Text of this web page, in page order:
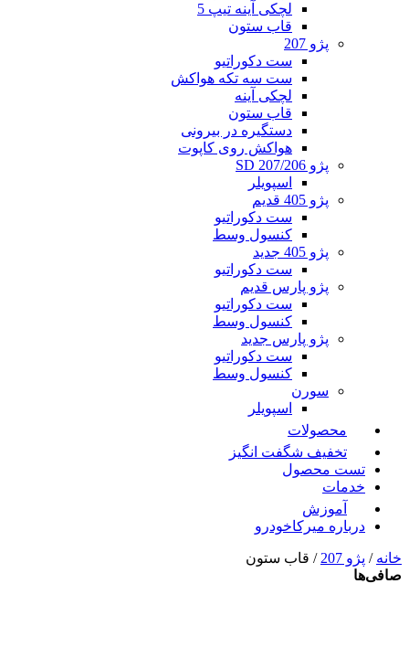
لچکی آینه تیپ 5
قاب ستون
پژو 207
ست دکوراتیو
ست سه تکه هواکش
لچکی آینه
قاب ستون
دستگیره در بیرونی
هواکش روی کاپوت
پژو 207/206 SD
اسپویلر
پژو 405 قدیم
ست دکوراتیو
کنسول وسط
پژو 405 جدید
ست دکوراتیو
پژو پارس قدیم
ست دکوراتیو
کنسول وسط
پژو پارس جدید
ست دکوراتیو
کنسول وسط
سورن
اسپویلر
محصولات
تخفیف شگفت انگیز
تست محصول
خدمات
آموزش
درباره میرکاخودرو
خانه / پژو 207
/ قاب ستون
صافی‌ها